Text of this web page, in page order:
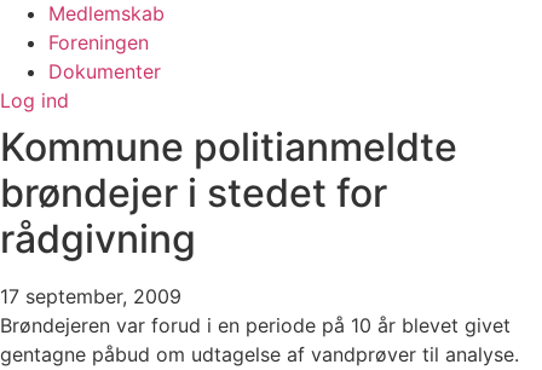
Medlemskab
Foreningen
Dokumenter
Log ind
Kommune politianmeldte
brøndejer i stedet for
rådgivning
17 september, 2009
Brøndejeren var forud i en periode på 10 år blevet givet
gentagne påbud om udtagelse af vandprøver til analyse.